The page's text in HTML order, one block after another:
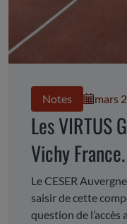
Notes mars
Les VIRTUS
Vichy
porter un
handicap
Le CESER
saisir de cette
question de